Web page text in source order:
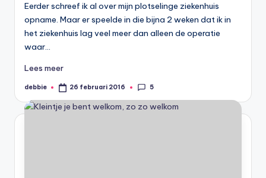
Eerder schreef ik al over mijn plotselinge ziekenhuis
opname. Maar er speelde in die bijna 2 weken dat ik in
het ziekenhuis lag veel meer dan alleen de operatie
waar…
Lees meer
Geplaatst
debbie 26 februari 2016 5